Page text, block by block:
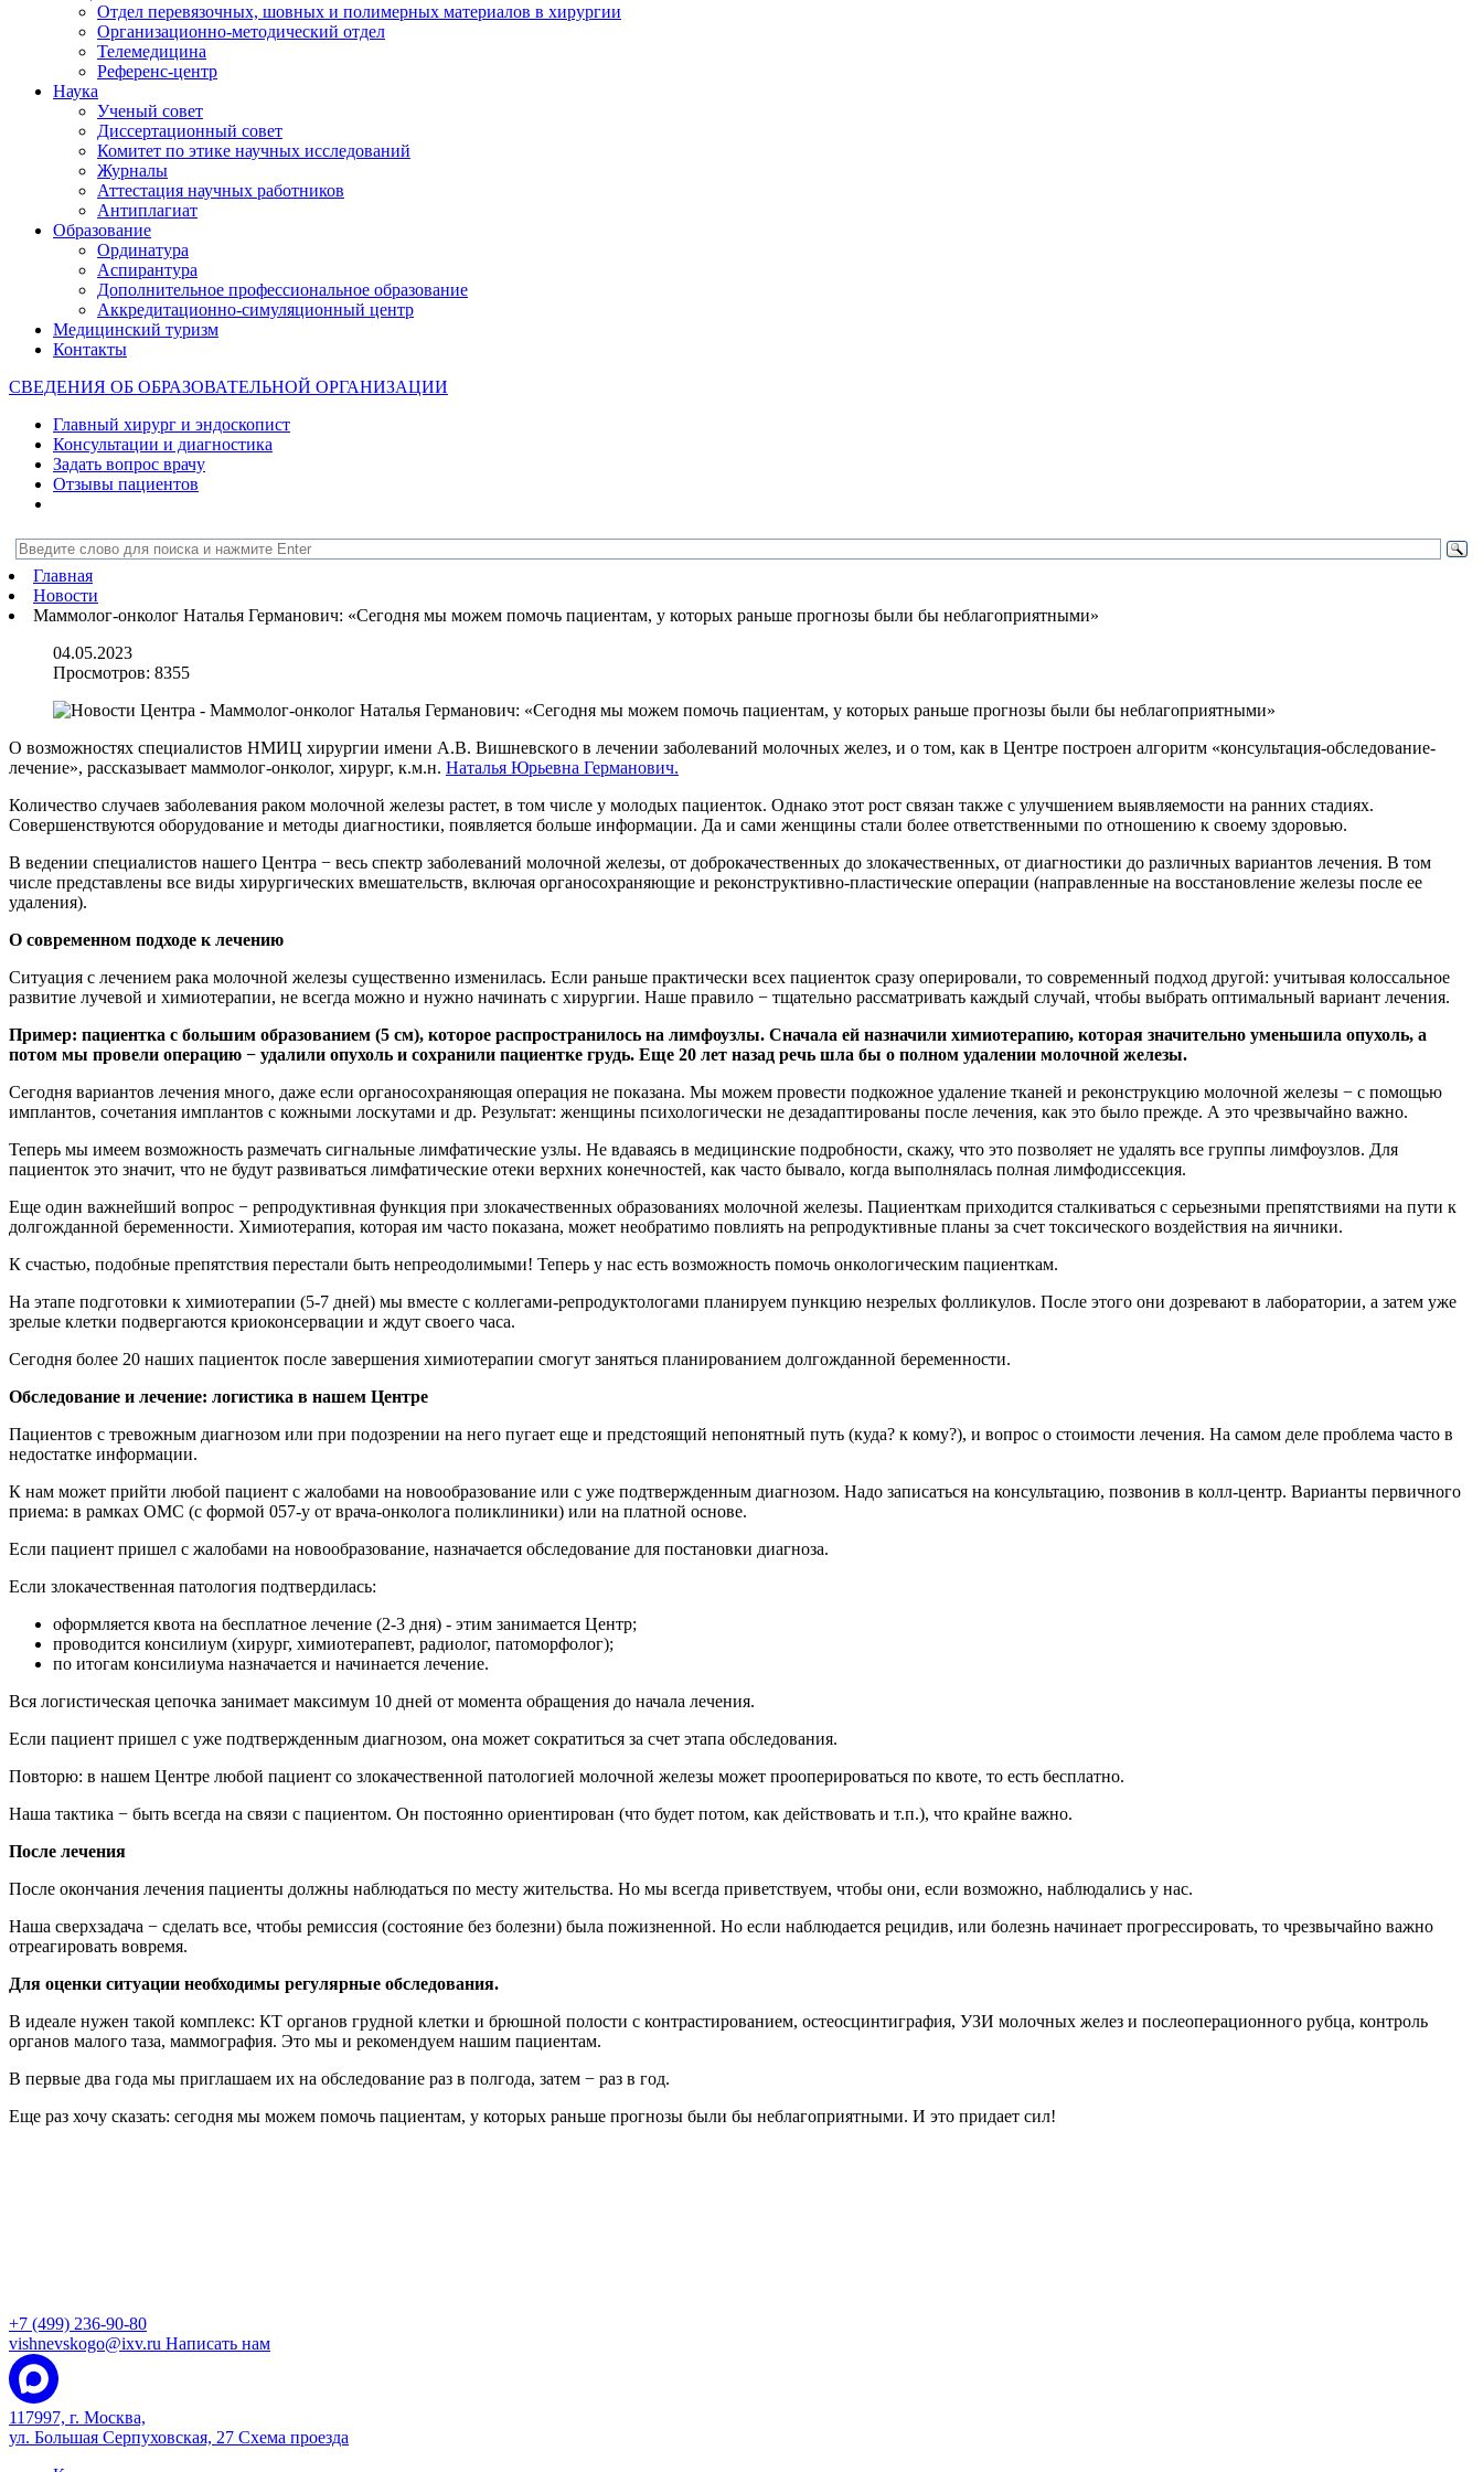
Отдел перевязочных, шовных и полимерных материалов в хирургии
Организационно-методический отдел
Телемедицина
Референс-центр
Наука
Ученый совет
Диссертационный совет
Комитет по этике научных исследований
Журналы
Аттестация научных работников
Антиплагиат
Образование
Ординатура
Аспирантура
Дополнительное профессиональное образование
Аккредитационно-симуляционный центр
Медицинский туризм
Контакты
СВЕДЕНИЯ ОБ ОБРАЗОВАТЕЛЬНОЙ ОРГАНИЗАЦИИ
Главный хирург и эндоскопист
Консультации и диагностика
Задать вопрос врачу
Отзывы пациентов
Главная
Новости
Маммолог-онколог Наталья Германович: «Сегодня мы можем помочь пациентам, у которых раньше прогнозы были бы неблагоприятными»
04.05.2023
Просмотров: 8355
О возможностях специалистов НМИЦ хирургии имени А.В. Вишневского в лечении заболеваний молочных желез, и о том, как в Центре построен алгоритм «консультация-обследование-
лечение», рассказывает маммолог-онколог, хирург, к.м.н. Наталья Юрьевна Германович.
Количество случаев заболевания раком молочной железы растет, в том числе у молодых пациенток. Однако этот рост связан также с улучшением выявляемости на ранних стадиях.
Совершенствуются оборудование и методы диагностики, появляется больше информации. Да и сами женщины стали более ответственными по отношению к своему здоровью.
В ведении специалистов нашего Центра − весь спектр заболеваний молочной железы, от доброкачественных до злокачественных, от диагностики до различных вариантов лечения. В том
числе представлены все виды хирургических вмешательств, включая органосохраняющие и реконструктивно-пластические операции (направленные на восстановление железы после ее
удаления).
О современном подходе к лечению
Ситуация с лечением рака молочной железы существенно изменилась. Если раньше практически всех пациенток сразу оперировали, то современный подход другой: учитывая колоссальное
развитие лучевой и химиотерапии, не всегда можно и нужно начинать с хирургии. Наше правило − тщательно рассматривать каждый случай, чтобы выбрать оптимальный вариант лечения.
Пример: пациентка с большим образованием (5 см), которое распространилось на лимфоузлы. Сначала ей назначили химиотерапию, которая значительно уменьшила опухоль, а
потом мы провели операцию − удалили опухоль и сохранили пациентке грудь. Еще 20 лет назад речь шла бы о полном удалении молочной железы.
Сегодня вариантов лечения много, даже если органосохраняющая операция не показана. Мы можем провести подкожное удаление тканей и реконструкцию молочной железы − с помощью
имплантов, сочетания имплантов с кожными лоскутами и др. Результат: женщины психологически не дезадаптированы после лечения, как это было прежде. А это чрезвычайно важно.
Теперь мы имеем возможность размечать сигнальные лимфатические узлы. Не вдаваясь в медицинские подробности, скажу, что это позволяет не удалять все группы лимфоузлов. Для
пациенток это значит, что не будут развиваться лимфатические отеки верхних конечностей, как часто бывало, когда выполнялась полная лимфодиссекция.
Еще один важнейший вопрос − репродуктивная функция при злокачественных образованиях молочной железы. Пациенткам приходится сталкиваться с серьезными препятствиями на пути к
долгожданной беременности. Химиотерапия, которая им часто показана, может необратимо повлиять на репродуктивные планы за счет токсического воздействия на яичники.
К счастью, подобные препятствия перестали быть непреодолимыми! Теперь у нас есть возможность помочь онкологическим пациенткам.
На этапе подготовки к химиотерапии (5-7 дней) мы вместе с коллегами-репродуктологами планируем пункцию незрелых фолликулов. После этого они дозревают в лаборатории, а затем уже
зрелые клетки подвергаются криоконсервации и ждут своего часа.
Сегодня более 20 наших пациенток после завершения химиотерапии смогут заняться планированием долгожданной беременности.
Обследование и лечение: логистика в нашем Центре
Пациентов с тревожным диагнозом или при подозрении на него пугает еще и предстоящий непонятный путь (куда? к кому?), и вопрос о стоимости лечения. На самом деле проблема часто в
недостатке информации.
К нам может прийти любой пациент с жалобами на новообразование или с уже подтвержденным диагнозом. Надо записаться на консультацию, позвонив в колл-центр. Варианты первичного
приема: в рамках ОМС (с формой 057-у от врача-онколога поликлиники) или на платной основе.
Если пациент пришел с жалобами на новообразование, назначается обследование для постановки диагноза.
Если злокачественная патология подтвердилась:
оформляется квота на бесплатное лечение (2-3 дня) - этим занимается Центр;
проводится консилиум (хирург, химиотерапевт, радиолог, патоморфолог);
по итогам консилиума назначается и начинается лечение.
Вся логистическая цепочка занимает максимум 10 дней от момента обращения до начала лечения.
Если пациент пришел с уже подтвержденным диагнозом, она может сократиться за счет этапа обследования.
Повторю: в нашем Центре любой пациент со злокачественной патологией молочной железы может прооперироваться по квоте, то есть бесплатно.
Наша тактика − быть всегда на связи с пациентом. Он постоянно ориентирован (что будет потом, как действовать и т.п.), что крайне важно.
После лечения
После окончания лечения пациенты должны наблюдаться по месту жительства. Но мы всегда приветствуем, чтобы они, если возможно, наблюдались у нас.
Наша сверхзадача − сделать все, чтобы ремиссия (состояние без болезни) была пожизненной. Но если наблюдается рецидив, или болезнь начинает прогрессировать, то чрезвычайно важно
отреагировать вовремя.
Для оценки ситуации необходимы регулярные обследования.
В идеале нужен такой комплекс: КТ органов грудной клетки и брюшной полости с контрастированием, остеосцинтиграфия, УЗИ молочных желез и послеоперационного рубца, контроль
органов малого таза, маммография. Это мы и рекомендуем нашим пациентам.
В первые два года мы приглашаем их на обследование раз в полгода, затем − раз в год.
Еще раз хочу сказать: сегодня мы можем помочь пациентам, у которых раньше прогнозы были бы неблагоприятными. И это придает сил!
+7 (499) 236-90-80
vishnevskogo@ixv.ru Написать нам
117997, г. Москва,
ул. Большая Серпуховская, 27 Схема проезда